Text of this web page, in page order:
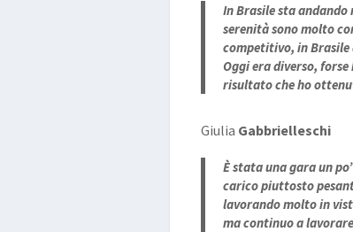
In Brasile sta
serenità sono molto
competitivo, in
Oggi era diverso,
risultato che ho
Giulia Gabbrielleschi
È stata una gara un
carico piuttosto
lavorando molto in
ma continuo a